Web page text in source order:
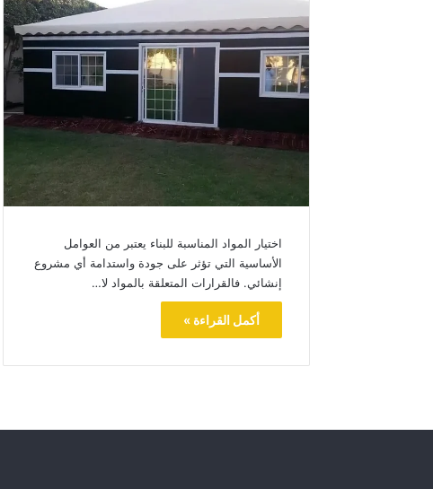
اختيار المواد المناسبة للبناء يعتبر من العوامل
الأساسية التي تؤثر على جودة واستدامة أي مشروع
إنشائي. فالقرارات المتعلقة بالمواد لا…
أكمل القراءة »